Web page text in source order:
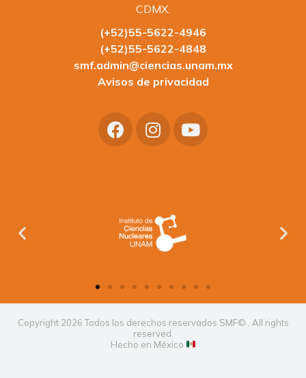
CDMX.
(+52)55-5622-4946
(+52)55-5622-4848
smf.admin@ciencias.unam.mx
Avisos de privacidad
Copyright 2026 Todos los derechos reservados SMF© . All rights
reserved.
Hecho en México